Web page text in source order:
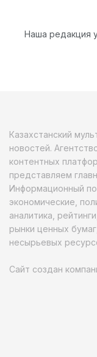
Наша редакция
Казахстанский
новостей.
контентных
представляем
Информационный
экономические,
аналитика,
рынки ценных
несырьевых
Сайт создан